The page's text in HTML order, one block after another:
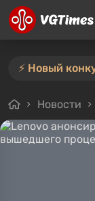
Новости